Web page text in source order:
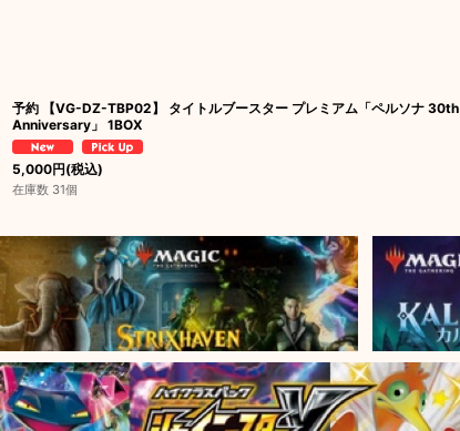
予約 【VG-DZ-TBP02】 タイトルブースター プレミアム「ペルソナ 30th
Anniversary」 1BOX
5,000円(税込)
在庫数 31個